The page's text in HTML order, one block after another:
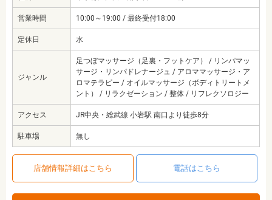
営業時間 10:00～19:00 / 最終受付18:00
定休日 水
ジャンル
足つぼマッサージ（足裏・フットケア） / リンパマッ
サージ・リンパドレナージュ / アロママッサージ・ア
ロマテラピー / オイルマッサージ（ボディトリートメ
ント） / リラクゼーション / 整体 / リフレクソロジー
アクセス JR中央・総武線 小岩駅 南口より徒歩8分
駐車場 無し
店舗情報詳細はこちら 電話はこちら